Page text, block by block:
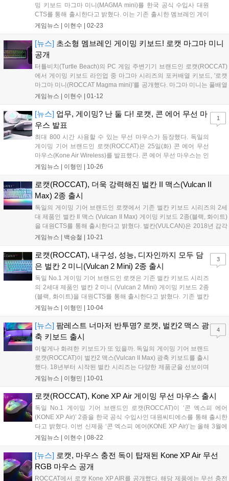
밍 키보드 마그마 미니(MAGMA mini)를 한국 공식 수입사 대원
CTS를 통해 출시한다고 밝혔다. 이는 기존 출시한 멤브레인 게이
밍 키보드 마그마(MAGMA)의 60% 폼팩터 사이즈로 제작된 제품
구현하며 로캣...
게임뉴스 | 이현수 | 02-23
[뉴스] 초소형 멤브레인 게이밍 키보드! 로캣 마그마 미니
공개
터틀비치(Turtle Beach)의 PC 게임 주변기기 브랜드인 로캣(ROCCAT)
에서 게이밍 키보드 라인업 중 마그마 시리즈의 포커배열 키보드, '로캣
마그마 미니(ROCCAT Magma mini)'를 공개했다. 마그마 미니는 풀배열
키보드 60%의 컴팩트한 크기로 공간 활용에 용이하며, 특히 키보드 옆
게임뉴스 | 이현수 | 01-12
[뉴스] 업무, 게이밍? 난 둘 다! 로캣, 콘 에어 무선 마
우스 발표
최대 800 시간 사용할 수 있는 무선 마우스가 등장했다. 독일의
게이밍 기어 브랜드인 로캣(ROCCAT)은 25일(화) 콘 에어 무선
마우스(Kone Air Wireless)를 발표했다. 콘 에어 무선 마우스는 인
체공학적 설계로 업무, 게임 환경에 모두 어울리는 마우스다. 로
없...
게임뉴스 | 이형민 | 10-26
1
로캣(ROCCAT), 더욱 강력해진 벌칸 II 맥스(Vulcan II
Max) 2종 출시
독일의 게이밍 기어 브랜드인 로캣에서 기존 벌칸 키보드 시리즈의 2세
대 제품인 벌칸 II 맥스 (Vulcan II Max) 게이밍 키보드 2종(블랙, 화이트)
을 대원CTS를 통해 출시한다고 밝혔다. 벌칸(VULCAN)은 2018년 감각
적인 디자인에 영롱한 AIMO 조명과 '타이탄 택타일 스위치(Titan Tactile
전 세계 게이머들에게 사랑을 받아온 제품이며 올해는 '벌칸(Vulcan)
II'로 더욱 화려하게 돌아왔다....
게임뉴스 | 백승철 | 10-21
로캣(ROCCAT), 내구성, 성능, 디자인까지 모두 담
은 벌칸 2 미니(Vulcan 2 Mini) 2종 출시
독일 No.1 게이밍 기어 브랜드인 로캣은 기존 벌칸 키보드 시리즈
의 2세대 제품인 벌칸 2 미니 (Vulcan 2 Mini) 게이밍 키보드 2종
(블랙, 화이트)을 대원CTS를 통해 출시한다고 밝혔다. 기존 벌칸
(Vulcan) 시리즈의 강점을 더욱 살리고 보완한 벌칸 2세대 게이밍
고의 게이밍...
게임뉴스 | 이형민 | 10-04
3
[뉴스] 팜레스트 너마저 반투명? 로캣, 벌칸2 맥스 광
축 키보드 출시
이렇게나 화려한 키보드가 또 있을까. 독일의 게이밍 기어 브랜드
로캣(ROCCAT)이 벌칸2 맥스(Vulcan II Max) 광축 키보드를 출시
했다. 18년부터 시작된 벌칸 시리즈는 다양한 제품군을 선보이며
65% 크기의 벌칸2 미니에 이어 벌칸2 맥스까지 출시한다. 벌칸2
명 팜레스트를 통해 R...
게임뉴스 | 이형민 | 10-01
4
로캣(ROCCAT), Kone XP Air 게이밍 무선 마우스 출시
독일 No.1 게이밍 기어 브랜드인 로캣(ROCCAT)이 ‘콘 엑스피 에어
(KONE XP Air)’ 2종을 한국 공식 수입사인 대원씨티에스를 통해 출시한
다고 밝혔다. 이번 신제품 ‘콘 엑스피 에어(KONE XP Air)’는 올해 3월에
출시한 ‘콘 엑스피(Kone XP)’의 무선 버전으로 그 어떤 손에도 딱 맞는
게임뉴스 | 이현수 | 08-22
[뉴스] 로캣, 마우스 충전 독이 탑재된 Kone XP Air 무선
RGB 마우스 공개
ROCCAT에서 로캣 Kone XP AIR를 공개했다. 해당 제품에는 무선 충전